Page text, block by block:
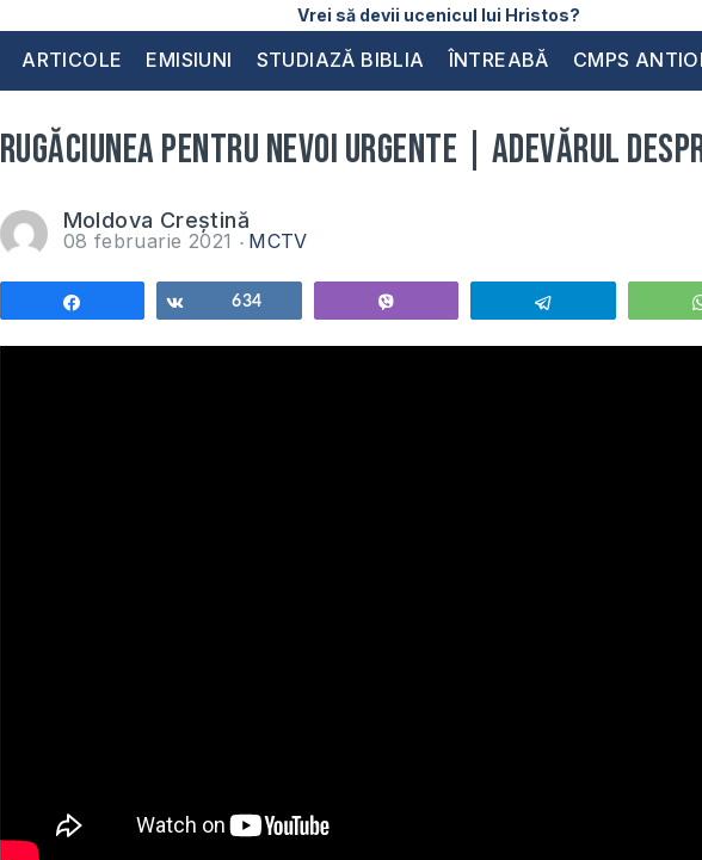
Vrei să devii ucenicul lui Hristos?
ARTICOLE EMISIUNI STUDIAZĂ BIBLIA ÎNTREABĂ CMPS
Rugăciunea pentru nevoi urgente | Adevărul
Moldova Creștină
08 februarie 2021 MCTV
Share634